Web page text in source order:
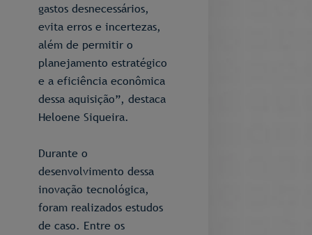
gastos desnecessários,
evita erros e incertezas,
além de permitir o
planejamento estratégico
e a eficiência econômica
dessa aquisição”, destaca
Heloene Siqueira.
Durante o
desenvolvimento dessa
inovação tecnológica,
foram realizados estudos
de caso. Entre os